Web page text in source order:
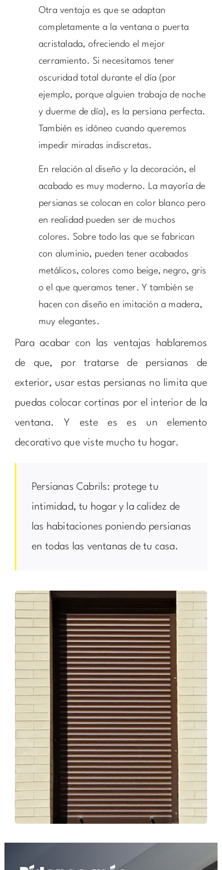
Otra ventaja es que se adaptan
completamente a la ventana o puerta
acristalada, ofreciendo el mejor
cerramiento. Si necesitamos tener
oscuridad total durante el día (por
ejemplo, porque alguien trabaja de noche
y duerme de día), es la persiana perfecta.
También es idóneo cuando queremos
impedir miradas indiscretas.
En relación al diseño y la decoración, el
acabado es muy moderno. La mayoría de
persianas se colocan en color blanco pero
en realidad pueden ser de muchos
colores. Sobre todo las que se fabrican
con aluminio, pueden tener acabados
metálicos, colores como beige, negro, gris
o el que queramos tener. Y también se
hacen con diseño en imitación a madera,
muy elegantes.
Para acabar con las ventajas hablaremos
de que, por tratarse de persianas de
exterior, usar estas persianas no limita que
puedas colocar cortinas por el interior de la
ventana. Y este es es un elemento
decorativo que viste mucho tu hogar.
Persianas Cabrils: protege tu
intimidad, tu hogar y la calidez de
las habitaciones poniendo persianas
en todas las ventanas de tu casa.